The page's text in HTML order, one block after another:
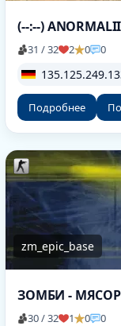
(--:--)
31 / 32 2 0 0
Подробнее
zm_epic_base
ЗОМБИ -
30 / 32 1 0 0